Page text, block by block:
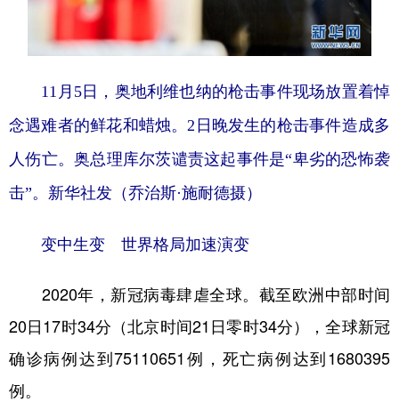
11月5日，奥地利维也纳的枪击事件现场放置着悼
念遇难者的鲜花和蜡烛。2日晚发生的枪击事件造成多
人伤亡。奥总理库尔茨谴责这起事件是“卑劣的恐怖袭
击”。新华社发（乔治斯·施耐德摄）
变中生变 世界格局加速演变
2020年，新冠病毒肆虐全球。截至欧洲中部时间
20日17时34分（北京时间21日零时34分），全球新冠
确诊病例达到75110651例，死亡病例达到1680395
例。